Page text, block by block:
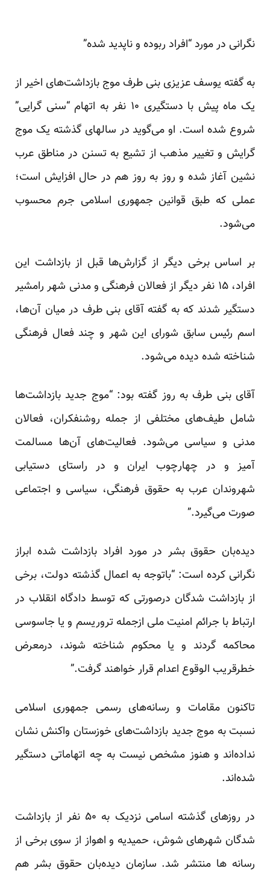
نگرانی در مورد “افراد ربوده و ناپدید شده”
به گفته یوسف عزیزی بنی طرف موج بازداشت‌های اخیر از
یک ماه پیش با دستگیری ۱۰ نفر به اتهام “سنی گرایی”
شروع شده است. او می‌گوید در سالهای گذشته یک موج
گرایش و تغییر مذهب از تشیع به تسنن در مناطق عرب
نشین آغاز شده و روز به روز هم در حال افزایش است؛
عملی که طبق قوانین جمهوری اسلامی جرم محسوب
می‌شود.
بر اساس برخی دیگر از گزارش‌ها قبل از بازداشت این
افراد، ۱۵ نفر دیگر از فعالان فرهنگی و مدنی شهر رامشیر
دستگیر شدند که به گفته آقای بنی طرف در میان آن‌ها،
اسم رئیس سابق شورای این شهر و چند فعال فرهنگی
شناخته شده دیده می‌شود.
آقای بنی طرف به روز گفته بود: “موج جدید بازداشت‌ها
شامل طیف‌های مختلفی از جمله روشنفکران، فعالان
مدنی و سیاسی می‌شود. فعالیت‌های آن‌ها مسالمت
آمیز و در چهارچوب ایران و در راستای دستیابی
شهروندان عرب به حقوق فرهنگی، سیاسی و اجتماعی
صورت می‌گیرد.”
دیده‌بان حقوق بشر در مورد افراد بازداشت شده ابراز
نگرانی کرده است: “باتوجه به اعمال گذشته دولت، برخی
از بازداشت شدگان درصورتی که توسط دادگاه انقلاب در
ارتباط با جرائم امنیت ملی ازجمله تروریسم و یا جاسوسی
محاکمه گردند و یا محکوم شناخته شوند، درمعرض
خطرقریب الوقوع اعدام قرار خواهند گرفت.”
تاکنون مقامات و رسانه‌های رسمی جمهوری اسلامی
نسبت به موج جدید بازداشت‌های خوزستان واکنش نشان
نداده‌اند و هنوز مشخص نیست به چه اتهاماتی دستگیر
شده‌اند.
در روزهای گذشته اسامی نزدیک به ۵۰ نفر از بازداشت
شدگان شهرهای شوش، حمیدیه و اهواز از سوی برخی از
رسانه ها منتشر شد. سازمان دیده‌بان حقوق بشر هم